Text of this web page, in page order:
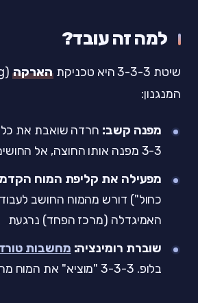
למה זה עובד?
שיטת 3-3-3 היא טכניקת הארקה
המנגנון:
מפנה קשב:
3-3 מפנה אותו החוצה, אל החושים
מפעילה את קליפת המוח
כחול") דורש מהמוח החושב
האמיגדלה (מרכז הפחד) נרגעת
שוברת רומינציה: מחשבות
בלופ. 3-3-3 "מוציא" את המוח מהלופ